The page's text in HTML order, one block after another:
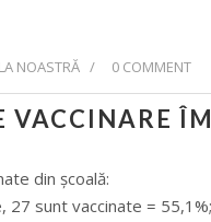
NOASTRĂ / 0 COMMENT
VACCINARE
din școală:
27 sunt vaccinate = 55,1%;